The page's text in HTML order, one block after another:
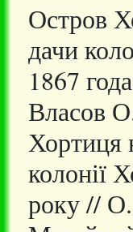
Остров
дачи
1867
Власов
Хортиця
колонії
року //